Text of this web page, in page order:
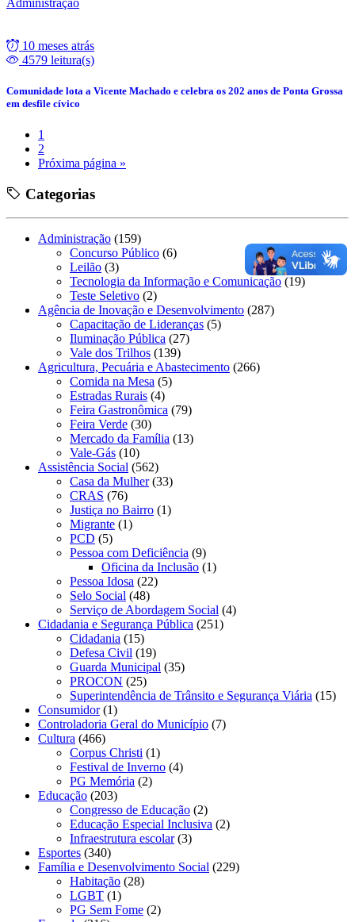
10 meses atrás
4579 leitura(s)
Comunidade lota a Vicente Machado e celebra os 202 anos de Ponta Grossa
em desfile cívico
1
2
Próxima página »
Categorias
Administração (159)
Concurso Público (6)
Leilão (3)
Tecnologia da Informação e Comunicação (19)
Teste Seletivo (2)
Agência de Inovação e Desenvolvimento (287)
Capacitação de Lideranças (5)
Iluminação Pública (27)
Vale dos Trilhos (139)
Agricultura, Pecuária e Abastecimento (266)
Comida na Mesa (5)
Estradas Rurais (4)
Feira Gastronômica (79)
Feira Verde (30)
Mercado da Família (13)
Vale-Gás (10)
Assistência Social (562)
Casa da Mulher(33)
CRAS (76)
Justiça no Bairro (1)
Migrante (1)
PCD (5)
Pessoa com Deficiência (9)
Oficina da Inclusão (1)
Pessoa Idosa (22)
Selo Social (48)
Serviço de Abordagem Social (4)
Cidadania e Segurança Pública (251)
Cidadania (15)
Defesa Civil (19)
Guarda Municipal (35)
PROCON (25)
Superintendência de Trânsito e Segurança Viária (15)
Consumidor(1)
Controladoria Geral do Município (7)
Cultura (466)
Corpus Christi (1)
Festival de Inverno (4)
PG Memória (2)
Educação (203)
Congresso de Educação (2)
Educação Especial Inclusiva (2)
Infraestrutura escolar(3)
Esportes (340)
Família e Desenvolvimento Social (229)
Habitação (28)
LGBT (1)
PG Sem Fome (2)